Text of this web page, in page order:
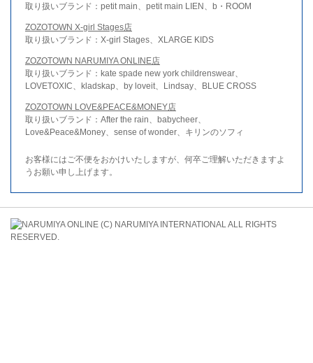
取り扱いブランド：petit main、petit main LIEN、b・ROOM
ZOZOTOWN X-girl Stages店
取り扱いブランド：X-girl Stages、XLARGE KIDS
ZOZOTOWN NARUMIYA ONLINE店
取り扱いブランド：kate spade new york childrenswear、
LOVETOXIC、kladskap、by loveit、Lindsay、BLUE CROSS
ZOZOTOWN LOVE&PEACE&MONEY店
取り扱いブランド：After the rain、babycheer、
Love&Peace&Money、sense of wonder、キリンのソフィ
お客様にはご不便をおかけいたしますが、何卒ご理解いただきますよ
うお願い申し上げます。